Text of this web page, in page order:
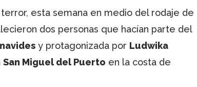
esta semana en medio del rodaje de
dos personas que hacían parte del
y protagonizada por Ludwika
San Miguel del Puerto en la costa de